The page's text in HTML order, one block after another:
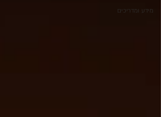
מידע ומדריכים